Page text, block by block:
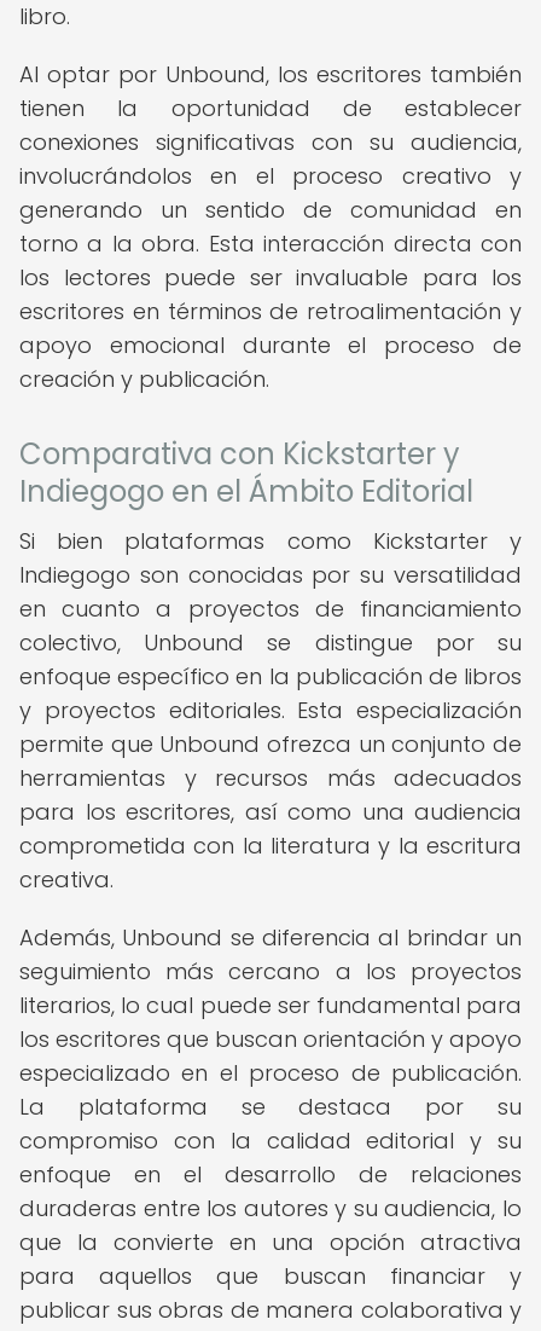
libro.
Al optar por Unbound, los escritores también
tienen la oportunidad de establecer
conexiones significativas con su audiencia,
involucrándolos en el proceso creativo y
generando un sentido de comunidad en
torno a la obra. Esta interacción directa con
los lectores puede ser invaluable para los
escritores en términos de retroalimentación y
apoyo emocional durante el proceso de
creación y publicación.
Comparativa con Kickstarter y
Indiegogo en el Ámbito Editorial
Si bien plataformas como Kickstarter y
Indiegogo son conocidas por su versatilidad
en cuanto a proyectos de financiamiento
colectivo, Unbound se distingue por su
enfoque específico en la publicación de libros
y proyectos editoriales. Esta especialización
permite que Unbound ofrezca un conjunto de
herramientas y recursos más adecuados
para los escritores, así como una audiencia
comprometida con la literatura y la escritura
creativa.
Además, Unbound se diferencia al brindar un
seguimiento más cercano a los proyectos
literarios, lo cual puede ser fundamental para
los escritores que buscan orientación y apoyo
especializado en el proceso de publicación.
La plataforma se destaca por su
compromiso con la calidad editorial y su
enfoque en el desarrollo de relaciones
duraderas entre los autores y su audiencia, lo
que la convierte en una opción atractiva
para aquellos que buscan financiar y
publicar sus obras de manera colaborativa y